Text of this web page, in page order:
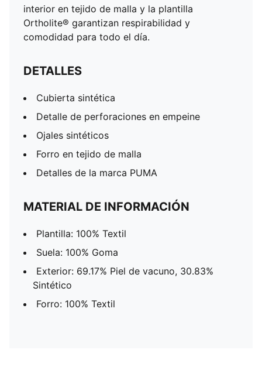
interior en tejido de malla y la plantilla
Ortholite® garantizan respirabilidad y
comodidad para todo el día.
DETALLES
Cubierta sintética
Detalle de perforaciones en empeine
Ojales sintéticos
Forro en tejido de malla
Detalles de la marca PUMA
MATERIAL DE INFORMACIÓN
Plantilla: 100% Textil
Suela: 100% Goma
Exterior: 69.17% Piel de vacuno, 30.83%
Sintético
Forro: 100% Textil